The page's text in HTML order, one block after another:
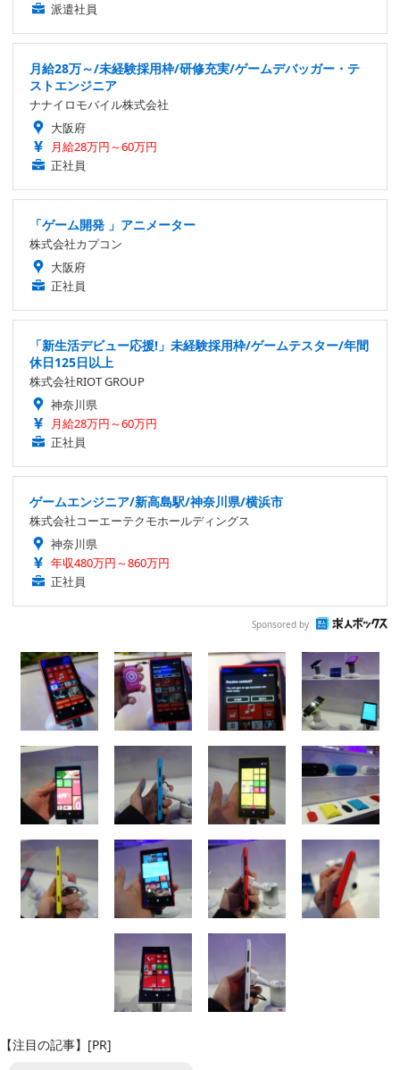
派遣社員
月給28万～/未経験採用枠/研修充実/ゲームデバッガー・テ
ストエンジニア
ナナイロモバイル株式会社
大阪府
月給28万円～60万円
正社員
「ゲーム開発 」アニメーター
株式会社カプコン
大阪府
正社員
「新生活デビュー応援!」未経験採用枠/ゲームテスター/年間
休日125日以上
株式会社RIOT GROUP
神奈川県
月給28万円～60万円
正社員
ゲームエンジニア/新高島駅/神奈川県/横浜市
株式会社コーエーテクモホールディングス
神奈川県
年収480万円～860万円
正社員
Sponsored by
【注目の記事】[PR]